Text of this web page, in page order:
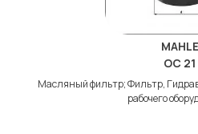
MAHLE
OC 21
Масляный фильтр; Фильтр,
рабочего